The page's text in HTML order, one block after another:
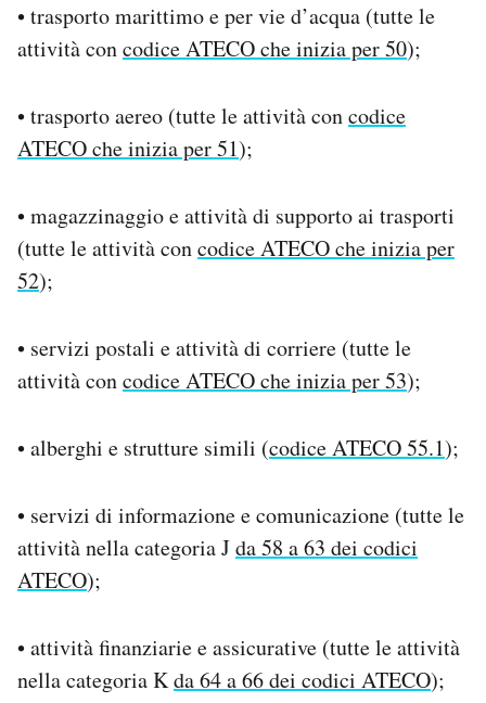
• trasporto marittimo e per vie d’acqua (tutte le
attività concodice ATECO che inizia per 50);
• trasporto aereo (tutte le attività concodice
ATECO che inizia per 51);
• magazzinaggio e attività di supporto ai trasporti
(tutte le attività concodice ATECO che inizia per
52);
• servizi postali e attività di corriere (tutte le
attività concodice ATECO che inizia per 53);
• alberghi e strutture simili (codice ATECO 55.1);
• servizi di informazione e comunicazione (tutte le
attività nella categoria Jda 58 a 63 dei codici
ATECO);
• attività finanziarie e assicurative (tutte le attività
nella categoria Kda 64 a 66 dei codici ATECO);